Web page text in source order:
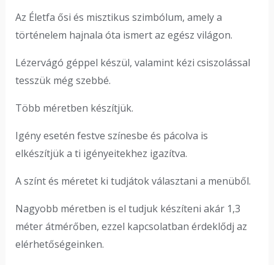
Az Életfa ősi és misztikus szimbólum, amely a
történelem hajnala óta ismert az egész világon.
Lézervágó géppel készül, valamint kézi csiszolással
tesszük még szebbé.
Több méretben készítjük.
Igény esetén festve színesbe és pácolva is
elkészítjük a ti igényeitekhez igazítva.
A színt és méretet ki tudjátok választani a menüből.
Nagyobb méretben is el tudjuk készíteni akár 1,3
méter átmérőben, ezzel kapcsolatban érdeklődj az
elérhetőségeinken.